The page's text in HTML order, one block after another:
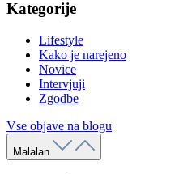
Kategorije
Lifestyle
Kako je narejeno
Novice
Intervjuji
Zgodbe
Vse objave na blogu
Malalan